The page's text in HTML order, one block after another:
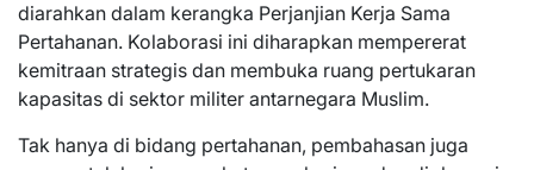
diarahkan dalam kerangka Perjanjian Kerja Sama
Pertahanan. Kolaborasi ini diharapkan mempererat
kemitraan strategis dan membuka ruang pertukaran
kapasitas di sektor militer antarnegara Muslim.
Tak hanya di bidang pertahanan, pembahasan juga